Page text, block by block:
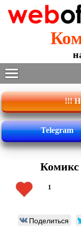
!!!
Telegram
Комикс
1
Поделиться